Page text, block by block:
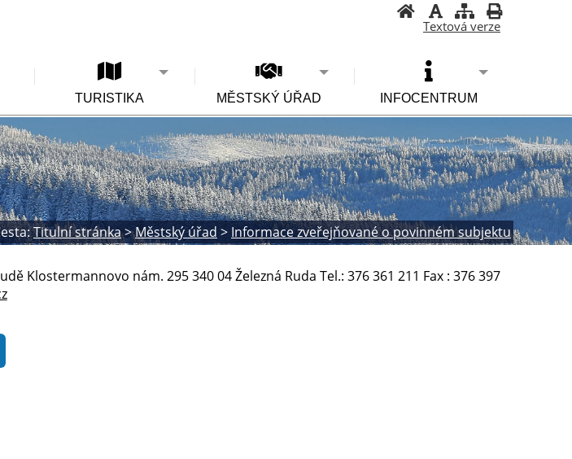
Textová verze
TURISTIKA MĚSTSKÝ ÚŘAD INFOCENTRUM
Titulní stránka>Městský úřad > Informace zveřejňované o povinném subjektu
Klostermannovo nám. 295 340 04 Železná Ruda Tel.: 376 361 211 Fax : 376 397